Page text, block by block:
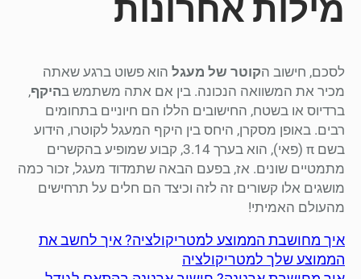
לסכם, חישוב הקוטר של מעגל הוא פשוט ברגע שאתה
מכיר את המשוואה הנכונה. בין אם אתה משתמש בהיקף,
ברדיוס או בשטח, החישובים הללו הם חיוניים בתחומים
רבים. באופן מסקרן, היחס בין היקף המעגל לקוטרו, הידוע
בשם π (פאי), הוא בערך 3.14, קבוע שמופיע בהקשרים
מתמטיים שונים. אז, בפעם הבאה שתמדוד מעגל, זכור כמה
מושגים אלו קשורים זה לזה וכיצד הם חלים על תרחישים
מהעולם האמיתי!
איך מחושבת הממוצע למטריקולציה? איך לחשב את
הממוצע שלך למטריקולציה